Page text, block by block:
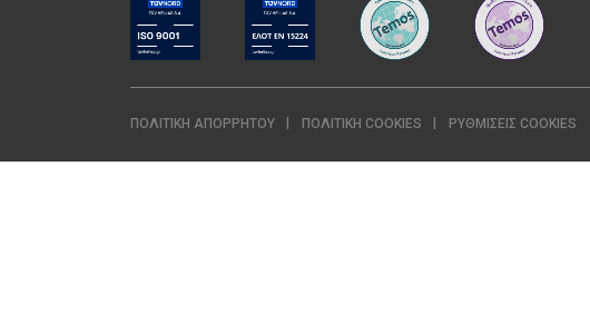
ΠΟΛΙΤΙΚΉ ΑΠΟΡΡΉΤΟΥ ΠΟΛΙΤΙΚΉ COOKIES ΡΥΘΜΊΣΕΙΣ COOKIES